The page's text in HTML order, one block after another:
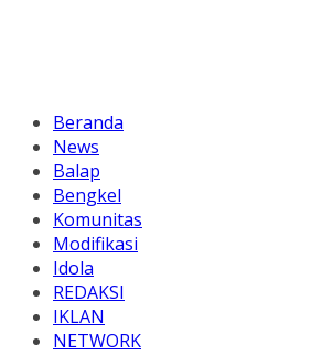
Beranda
News
Balap
Bengkel
Komunitas
Modifikasi
Idola
REDAKSI
IKLAN
NETWORK